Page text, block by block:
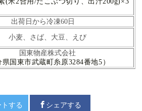
出荷日から冷凍60日
小麦、さば、大豆、えび
国東物産株式会社
国東市武蔵町糸原3284番地5）
する シェアする